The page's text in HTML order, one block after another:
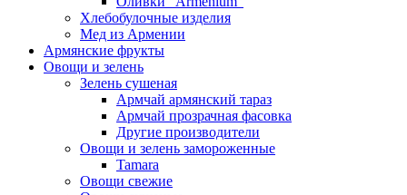
Хлебобулочные изделия
Мед из Армении
Армянские фрукты
Овощи и зелень
Зелень сушеная
Армчай армянский тараз
Армчай прозрачная фасовка
Другие производители
Овощи и зелень замороженные
Tamara
Овощи свежие